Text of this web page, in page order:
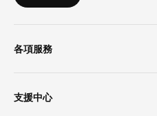
各項服務
支援中心